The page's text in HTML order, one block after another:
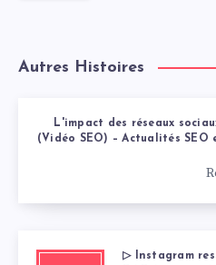
Autres Histoires
L'impact des réseaux
(Vidéo SEO) – Actualités SEO
▷ Instagram